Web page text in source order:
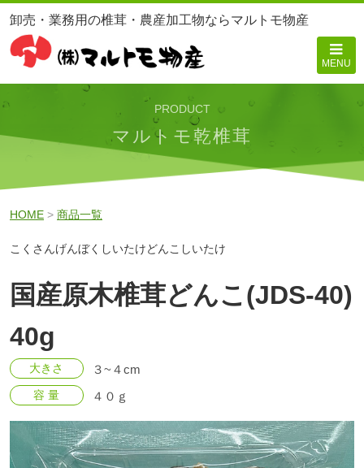
卸売・業務用の椎茸・農産加工物ならマルトモ物産
MENU
PRODUCT
マルトモ乾椎茸
HOME > 商品一覧
こくさんげんぼくしいたけどんこしいたけ
国産原木椎茸どんこ(JDS‐40)
40g
大きさ ３~４cm
容 量 ４０ｇ